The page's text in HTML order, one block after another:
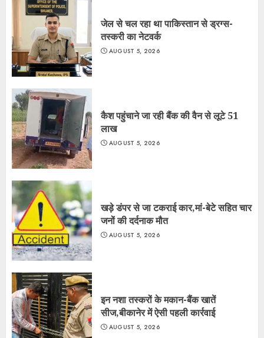
जेल से चल रहा था पाकिस्तान से ड्रग्स-
तस्करी का नेटवर्क
AUGUST 5, 2026
कैश पहुंचाने जा रही बैंक की वैन से लूटे 51
लाख
AUGUST 5, 2026
खड़े डंपर से जा टकराई कार,मां-बेटे सहित चार
जनों की दर्दनाक मौत
AUGUST 5, 2026
इन नशा तस्करों के मकान-बैंक खातें
सीज,बीकानेर में ऐसी पहली कार्रवाई
AUGUST 5, 2026